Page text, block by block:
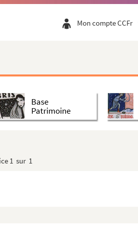
Mon compte CCFr
Base
Patrimoine
1 sur 1